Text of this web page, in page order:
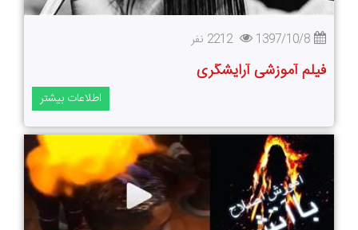
1397/10/8 2212 نفر
فیلم آموزشی آرایشگری
اطلاعات بیشتر